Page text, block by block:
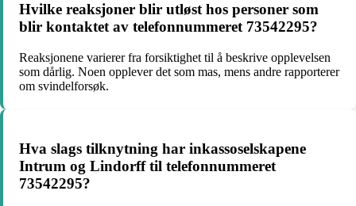
Hvilke reaksjoner blir utløst hos personer som
blir kontaktet av telefonnummeret 73542295?
Reaksjonene varierer fra forsiktighet til å beskrive opplevelsen
som dårlig. Noen opplever det som mas, mens andre rapporterer
om svindelforsøk.
Hva slags tilknytning har inkassoselskapene
Intrum og Lindorff til telefonnummeret
73542295?